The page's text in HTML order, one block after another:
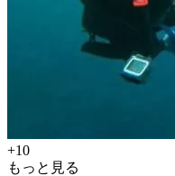
+10
もっと見る